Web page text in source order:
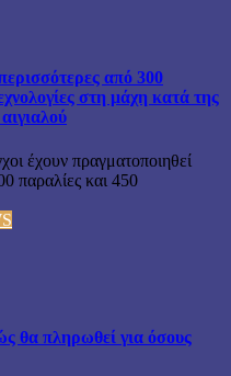
από 300
στη μάχη κατά της
έχουν πραγματοποιηθεί
παραλίες και 450
θα πληρωθεί για όσους